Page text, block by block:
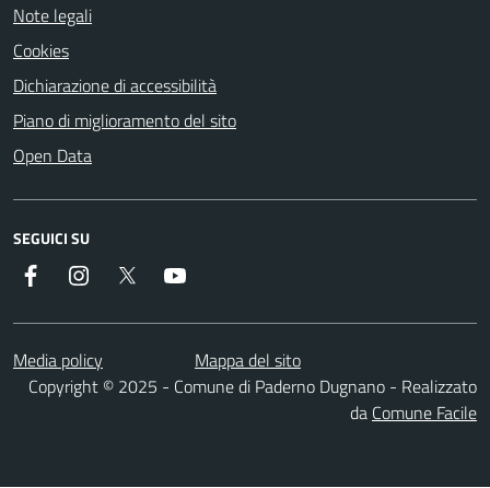
Note legali
Cookies
Dichiarazione di accessibilità
Piano di miglioramento del sito
Open Data
SEGUICI SU
Facebook InstagramTwitter
Media policy
Mappa del sito
Copyright © 2025 - Comune di Paderno Dugnano - Realizzato
da Comune Facile